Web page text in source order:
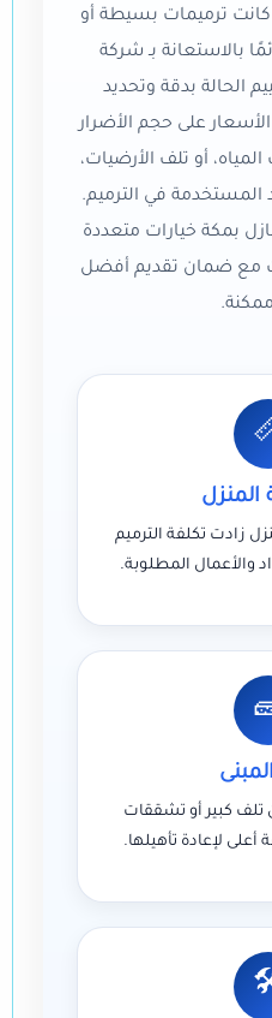
كانت ترميمات بسيطة أو
بالاستعانة بـ شركة
الحالة بدقة وتحديد
على حجم الأضرار
أو تلف الأرضيات،
المستخدمة في الترميم.
بمكة خيارات متعددة
مع ضمان تقديم أفضل
زادت تكلفة الترميم
والأعمال المطلوبة.
تلف كبير أو تشققات
أعلى لإعادة تأهيلها.